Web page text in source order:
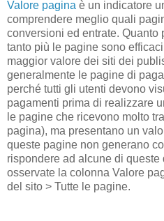
Valore pagina è un indicatore
comprendere meglio quali
conversioni ed entrate. Quanto
tanto più le pagine sono
maggior valore dei siti dei
generalmente le pagine di
perché tutti gli utenti devono
pagamenti prima di realizzare
le pagine che ricevono molto
pagina), ma presentano un
queste pagine non generano
rispondere ad alcune di
osservate la colonna Valore
del sito > Tutte le pagine.